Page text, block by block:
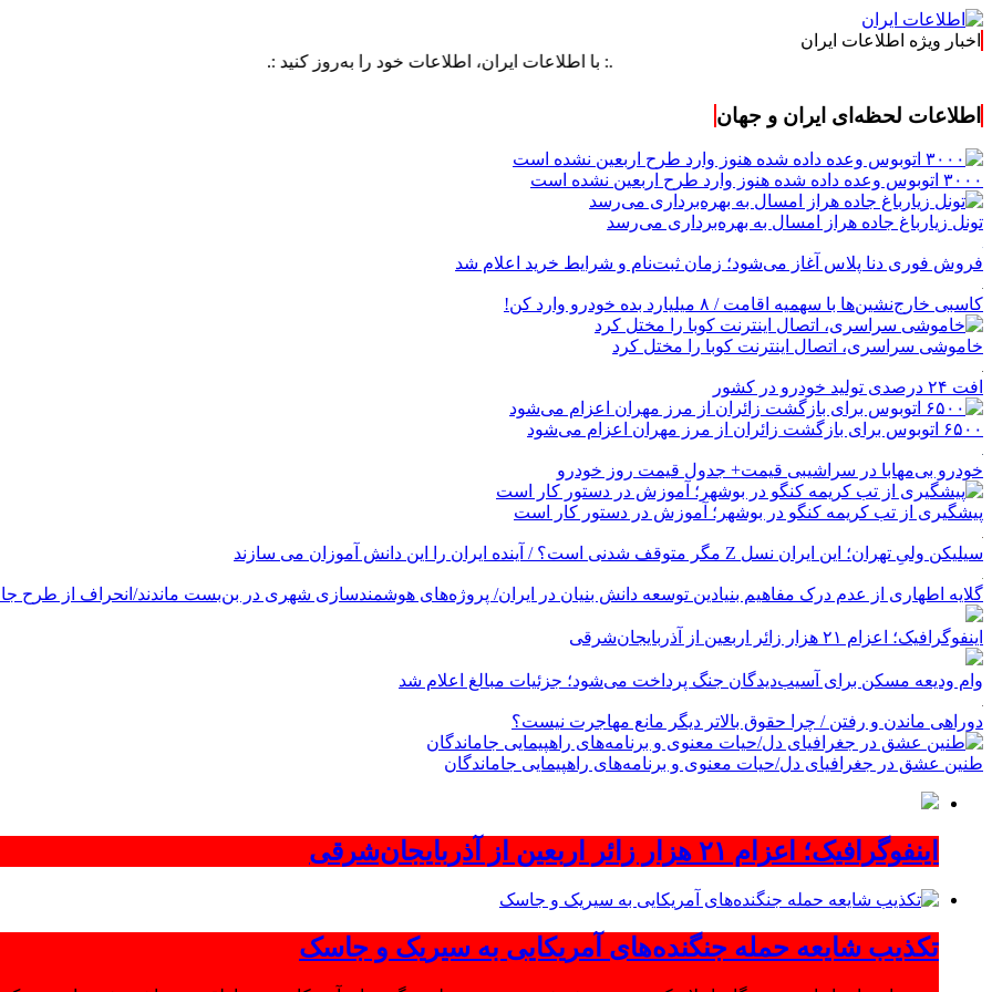
اخبار ویژه اطلاعات ایران
.: با اطلاعات ایران، اطلاعات خود را به‌روز کنید :.
اطلاعات لحظه‌ای ایران و جهان
۳۰۰۰ اتوبوس وعده داده شده هنوز وارد طرح اربعین نشده است
تونل زیارباغ جاده هراز امسال به بهره‌برداری می‌رسد
فروش فوری دنا پلاس آغاز می‌شود؛ زمان ثبت‌نام و شرایط خرید اعلام شد
کاسبی خارج‌نشین‌ها با سهمیه اقامت / ۸ میلیارد بده خودرو وارد کن!
خاموشی سراسری، اتصال اینترنت کوبا را مختل کرد
افت ۲۴ درصدی تولید خودرو در کشور
۶۵۰۰ اتوبوس برای بازگشت زائران از مرز مهران اعزام می‌شود
خودرو بی‌مهابا در سراشیبی قیمت+ جدول قیمت روز خودرو
پیشگیری از تب کریمه کنگو در بوشهر؛ آموزش در دستور کار است
سیلیکن ولیِ تهران؛ این ایران نسل Z مگر متوقف شدنی است؟ / آینده ایران را این دانش آموزان می سازند
گلایه اطهاری از عدم درک مفاهیم بنیادین توسعه دانش بنیان در ایران/ پروژه‌های هوشمندسازی شهری در بن‌بست ماندند/انحراف از طرح جامع ۱۳۸۶ به کشور
اینفوگرافیک؛ اعزام ۲۱ هزار زائر اربعین از آذربایجان‌شرقی
وام ودیعه مسکن برای آسیب‌دیدگان جنگ پرداخت می‌شود؛ جزئیات مبالغ اعلام شد
دوراهی ماندن و رفتن / چرا حقوق بالاتر دیگر مانع مهاجرت نیست؟
طنین عشق در جغرافیای دل/حیات معنوی و برنامه‌های راهپیمایی جاماندگان
اینفوگرافیک؛ اعزام ۲۱ هزار زائر اربعین از آذربایجان‌شرقی
تکذیب شایعه حمله جنگنده‌های آمریکایی به سیریک و جاسک